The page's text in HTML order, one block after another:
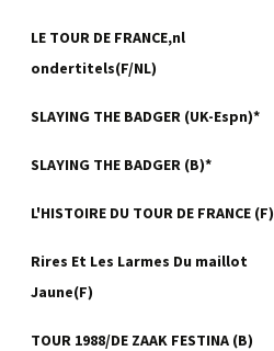
LE TOUR DE FRANCE,nl
ondertitels(F/NL)
SLAYING THE BADGER (UK-Espn)*
SLAYING THE BADGER (B)*
L'HISTOIRE DU TOUR DE FRANCE (F)
Rires Et Les Larmes Du maillot
Jaune(F)
TOUR 1988/DE ZAAK FESTINA (B)